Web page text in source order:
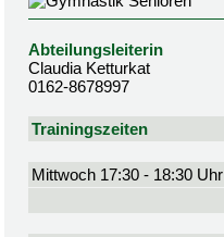
Abteilungsleiterin
Claudia Ketturkat
0162-8678997
Trainingszeiten
Mittwoch 17:30 - 18:30 Uhr